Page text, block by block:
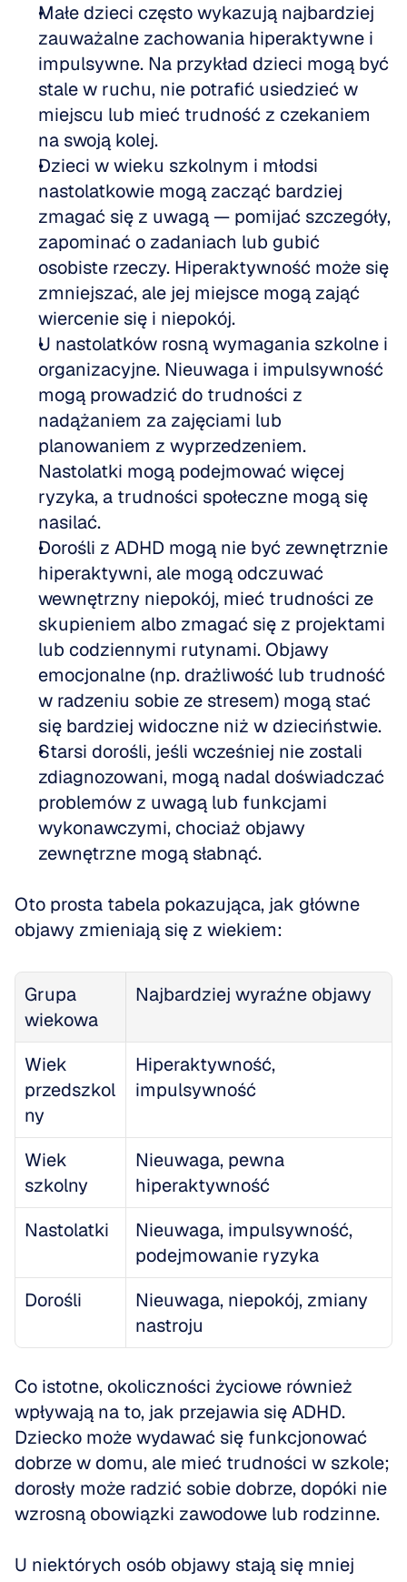
Małe dzieci często wykazują najbardziej
zauważalne zachowania hiperaktywne i
impulsywne. Na przykład dzieci mogą być
stale w ruchu, nie potrafić usiedzieć w
miejscu lub mieć trudność z czekaniem
na swoją kolej.
Dzieci w wieku szkolnym i młodsi
nastolatkowie mogą zacząć bardziej
zmagać się z uwagą — pomijać szczegóły,
zapominać o zadaniach lub gubić
osobiste rzeczy. Hiperaktywność może się
zmniejszać, ale jej miejsce mogą zająć
wiercenie się i niepokój.
U nastolatków rosną wymagania szkolne i
organizacyjne. Nieuwaga i impulsywność
mogą prowadzić do trudności z
nadążaniem za zajęciami lub
planowaniem z wyprzedzeniem.
Nastolatki mogą podejmować więcej
ryzyka, a trudności społeczne mogą się
nasilać.
Dorośli z ADHD mogą nie być zewnętrznie
hiperaktywni, ale mogą odczuwać
wewnętrzny niepokój, mieć trudności ze
skupieniem albo zmagać się z projektami
lub codziennymi rutynami. Objawy
emocjonalne (np. drażliwość lub trudność
w radzeniu sobie ze stresem) mogą stać
się bardziej widoczne niż w dzieciństwie.
Starsi dorośli, jeśli wcześniej nie zostali
zdiagnozowani, mogą nadal doświadczać
problemów z uwagą lub funkcjami
wykonawczymi, chociaż objawy
zewnętrzne mogą słabnąć.
Oto prosta tabela pokazująca, jak główne
objawy zmieniają się z wiekiem:
Grupa
wiekowa
Najbardziej wyraźne objawy
Wiek
przedszkol
ny
Hiperaktywność,
impulsywność
Wiek
szkolny
Nieuwaga, pewna
hiperaktywność
Nastolatki
Nieuwaga, impulsywność,
podejmowanie ryzyka
Dorośli
Nieuwaga, niepokój, zmiany
nastroju
Co istotne, okoliczności życiowe również
wpływają na to, jak przejawia się ADHD.
Dziecko może wydawać się funkcjonować
dobrze w domu, ale mieć trudności w szkole;
dorosły może radzić sobie dobrze, dopóki nie
wzrosną obowiązki zawodowe lub rodzinne.
U niektórych osób objawy stają się mniej